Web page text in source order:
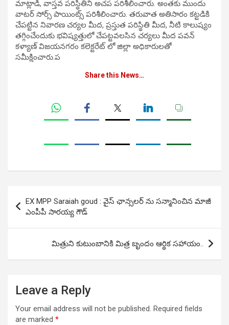
మాట్లాడి, వాస్తవ పరిస్థితిని అచప పరిశీలించారు. అంతకు ముందు
వాటర్ సోర్స్ పాయింట్స్ పరిశీలించారు. తరువాత అతిసారం కట్టడికి
చేపట్టిన నివారణ చర్యల మీద, ప్రస్తుత పరిస్థితి మీద, నీటి కాలుష్యం
తగ్గించేందుకు భవిష్యత్తులో చేపట్టవలసిన చర్యలు మీద పవన్
కళ్యాణ్ విజయనగరం కలెక్టరేట్ లో జిల్లా అధికారులతో
సమీక్షించారు.ప
Share this News…
navigation
EX MPP Saraiah goud : వైస్ ఛాన్సలర్ ను సన్మానించిన మాజీ
ఎంపీపీ సారయ్య గౌడ్
మిత్రుని కుటుంబానికి మిత్ర బృందం ఆర్థిక సహాయం..
Leave a Reply
Your email address will not be published. Required fields
are marked *